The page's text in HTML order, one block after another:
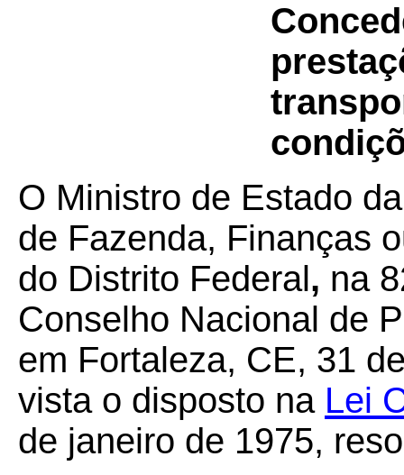
O Ministro de Estado
de Fazenda, Finanças
do Distrito Federal, na
Conselho Nacional de
em Fortaleza, CE, 31
vista o disposto na Lei
de janeiro de 1975,